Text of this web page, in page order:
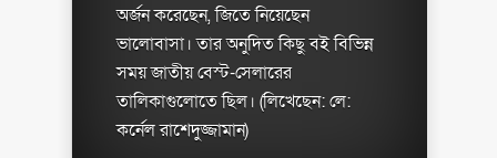
অর্জন করেছেন, জিতে নিয়েছেন
ভালোবাসা। তার অনুদিত কিছু বই বিভিন্ন
সময় জাতীয় বেস্ট-সেলারের
তালিকাগুলোতে ছিল। (লিখেছেন: লে:
কর্নেল রাশেদুজ্জামান)